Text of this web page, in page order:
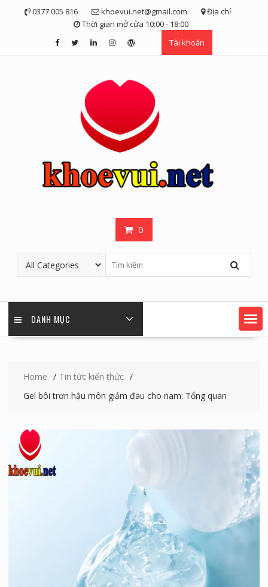
0377 005 816 khoevui.net@gmail.com
Địa chỉ
Thời gian mở cửa 10:00 - 18:00
Tài khoản
0
DANH MỤC
Home
Tin tức kiến thức
Gel bôi trơn hậu môn giảm đau cho nam: Tổng quan